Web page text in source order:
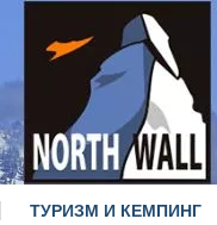
ТУРИЗМ И КЕМПИНГ